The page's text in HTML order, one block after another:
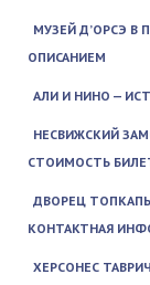
МУЗЕЙ Д’ОРСЭ В
ОПИСАНИЕМ
АЛИ И НИНО —
НЕСВИЖСКИЙ
СТОИМОСТЬ
ДВОРЕЦ
КОНТАКТНАЯ
ХЕРСОНЕС